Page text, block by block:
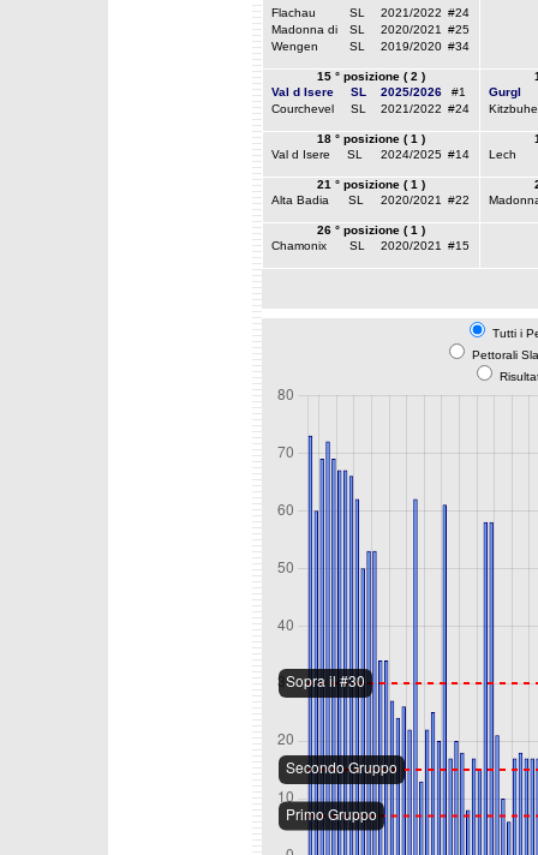
Flachau
SL 2021/2022 #24
Madonna di
SL 2020/2021
#25
Wengen
SL 2019/2020 #34
15 ° posizione ( 2 )
Val d Isere
SL 2025/2026
#1
Courchevel
SL 2021/2022 #24
Gurgl
18 ° posizione ( 1 )
Val d Isere
SL 2024/2025 #14
Lech
21 ° posizione ( 1 )
Alta Badia
SL 2020/2021 #22
26 ° posizione ( 1 )
Chamonix
SL 2020/2021 #15
Tutti i
Pettorali